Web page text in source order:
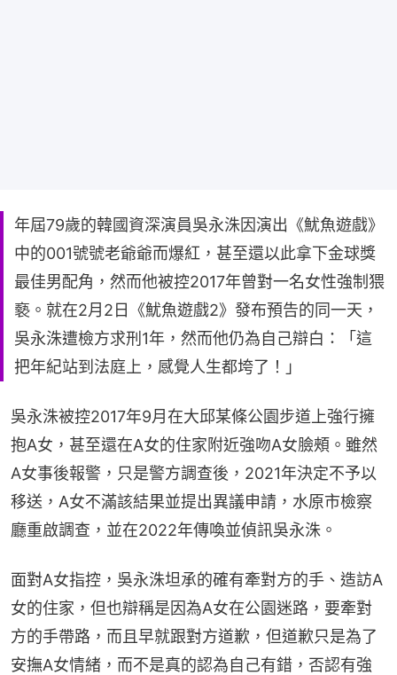
年屆79歲的韓國資深演員吳永洙因演出《魷魚遊戲》
中的001號號老爺爺而爆紅，甚至還以此拿下金球獎
最佳男配角，然而他被控2017年曾對一名女性強制猥
褻。就在2月2日《魷魚遊戲2》發布預告的同一天，
吳永洙遭檢方求刑1年，然而他仍為自己辯白：「這
把年紀站到法庭上，感覺人生都垮了！」
吳永洙被控2017年9月在大邱某條公園步道上強行擁
抱A女，甚至還在A女的住家附近強吻A女臉頰。雖然
A女事後報警，只是警方調查後，2021年決定不予以
移送，A女不滿該結果並提出異議申請，水原市檢察
廳重啟調查，並在2022年傳喚並偵訊吳永洙。
面對A女指控，吳永洙坦承的確有牽對方的手、造訪A
女的住家，但也辯稱是因為A女在公園迷路，要牽對
方的手帶路，而且早就跟對方道歉，但道歉只是為了
安撫A女情緒，而不是真的認為自己有錯，否認有強